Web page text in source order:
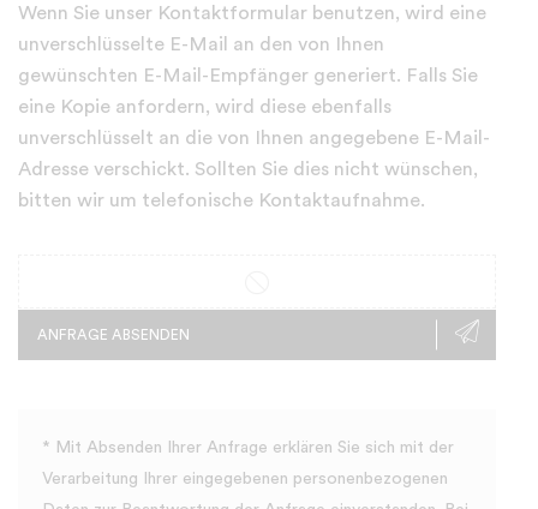
Wenn Sie unser Kontaktformular benutzen, wird eine
unverschlüsselte E-Mail an den von Ihnen
gewünschten E-Mail-Empfänger generiert. Falls Sie
eine Kopie anfordern, wird diese ebenfalls
unverschlüsselt an die von Ihnen angegebene E-Mail-
Adresse verschickt. Sollten Sie dies nicht wünschen,
bitten wir um telefonische Kontaktaufnahme.
ANFRAGE ABSENDEN
* Mit Absenden Ihrer Anfrage erklären Sie sich mit der
Verarbeitung Ihrer eingegebenen personenbezogenen